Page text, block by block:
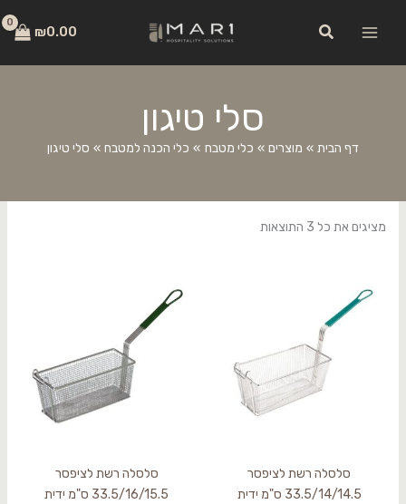
חיפוש ₪0.00
סלי טיגון
דף הבית מוצרים כלי מטבח כלי הכנה למטבח סלי טיגון
מציגים את כל ⁦3⁩ התוצאות
סלסלה רשת לציפסר
33.5/14/14.5 ס"מ ידית
סלסלה רשת לציפסר
33.5/16/15.5 ס"מ ידית